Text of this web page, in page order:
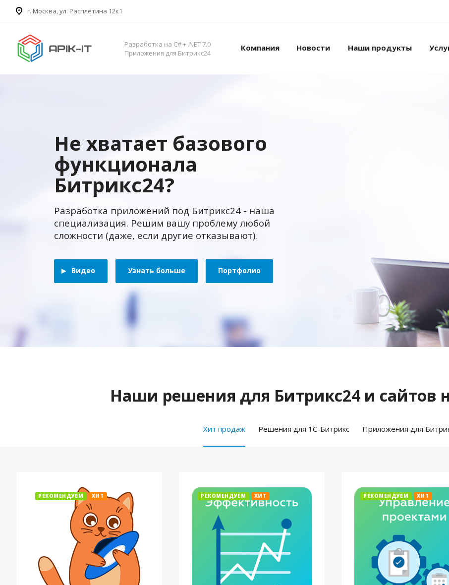
​г. Москва, ул. Расплетина 12к1
Разработка на C# + .NET 7.0
Приложения для Битрикс24
Компания Новости Наши продукты
Не хватает базового
функционала
Битрикс24?
Разработка приложений под Битрикс24 - наша
специализация. Решим вашу проблему любой
сложности (даже, если другие отказывают).
Видео Узнать больше Портфолио
Наши решения для Битрикс24 и сайтов
Хит продаж Решения для 1С-Битрикс Приложения для
РЕКОМЕНДУЕМ ХИТ РЕКОМЕНДУЕМ ХИТ РЕКОМЕНДУЕМ ХИТ